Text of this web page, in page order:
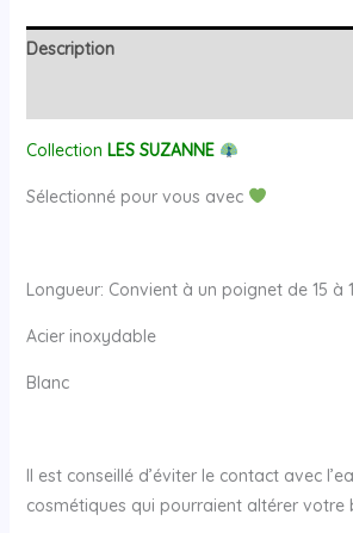
Description
Collection LES SUZANNE
Sélectionné pour vous avec
Longueur: Convient à un poignet de 15 à
Acier inoxydable
Blanc
Il est conseillé d’éviter le contact avec
cosmétiques qui pourraient altérer votre